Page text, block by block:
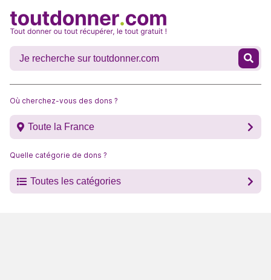
Où cherchez-vous des dons ?
Toute la France
Quelle catégorie de dons ?
Toutes les catégories